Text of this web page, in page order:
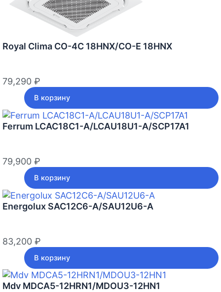
Royal Clima CO-4C 18HNX/CO-E 18HNX
79,290 ₽
В корзину
Ferrum LCAC18C1-A/LCAU18U1-A/SCP17A1
79,900 ₽
В корзину
Energolux SAC12С6-A/SAU12U6-A
83,200 ₽
В корзину
Mdv MDCA5-12HRN1/MDOU3-12HN1